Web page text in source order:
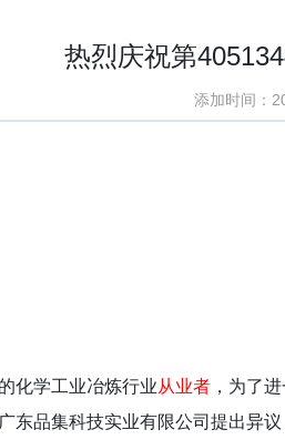
热烈庆祝第
添加时间：
化学工业冶炼行业从业者 ，为了
品集科技实业有限公司提出异议